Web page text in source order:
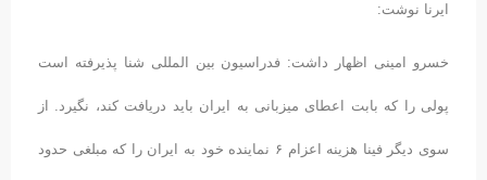
ایرنا نوشت:
خسرو امینی اظهار داشت: فدراسیون بین المللی شنا پذیرفته است
پولی را که بابت اعطای میزبانی به ایران باید دریافت کند، نگیرد. از
سوی دیگر فینا هزینه اعزام ۶ نماینده خود به ایران را که مبلغی حدود